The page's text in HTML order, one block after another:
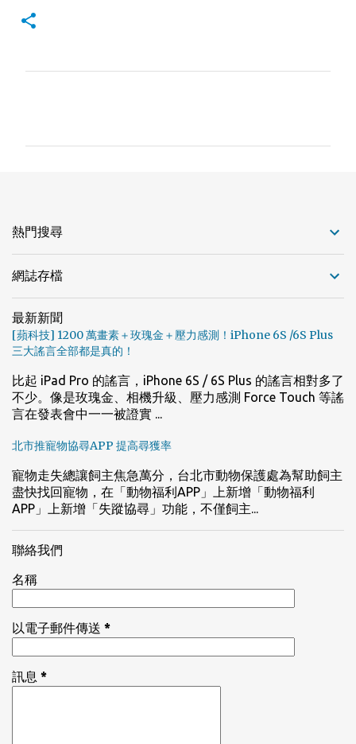
熱門搜尋
網誌存檔
最新新聞
[蘋科技] 1200 萬畫素＋玫瑰金＋壓力感測！iPhone 6S /6S Plus
三大謠言全部都是真的！
比起 iPad Pro 的謠言，iPhone 6S / 6S Plus 的謠言相對多了
不少。像是玫瑰金、相機升級、壓力感測 Force Touch 等謠
言在發表會中一一被證實 ...
北市推寵物協尋APP 提高尋獲率
寵物走失總讓飼主焦急萬分，台北市動物保護處為幫助飼主
盡快找回寵物，在「動物福利APP」上新增「動物福利
APP」上新增「失蹤協尋」功能，不僅飼主...
聯絡我們
名稱
以電子郵件傳送 *
訊息 *